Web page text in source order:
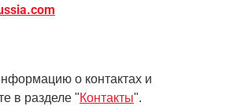
о контактах и
в разделе "Контакты".